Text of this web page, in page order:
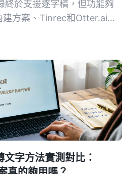
終於支援逐字稿，但功能夠
建方案、Tinrec和Otter.ai，
字方法實測對比：